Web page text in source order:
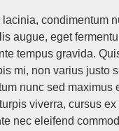
condimentum
augue, eget
tempus gravida.
mi, non varius justo
nunc sed maximus
viverra, cursus ex
nec eleifend